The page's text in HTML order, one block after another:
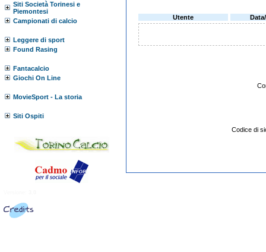
Siti Società Torinesi e
Piemontesi
Campionati di calcio
Leggere di sport
Found Rasing
Fantacalcio
Giochi On Line
MovieSport - La storia
Siti Ospiti
Utente
Codice di